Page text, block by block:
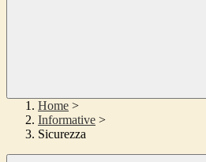
Home >
Informative >
Sicurezza